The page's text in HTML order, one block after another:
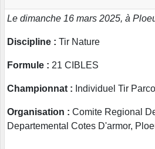
Le dimanche 16 mars 2025, à
Discipline : Tir Nature
Formule : 21 CIBLES
Championnat : Individuel Tir
Organisation : Comite Regional
Departemental Cotes D'armor,